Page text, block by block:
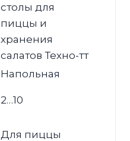
столы для
пиццы и
хранения
салатов Техно-тт
Напольная
2…10
Для пиццы